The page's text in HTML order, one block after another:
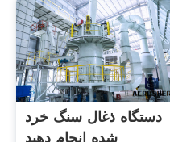
دستگاه ذغال سنگ خرد
شده انجام دهید